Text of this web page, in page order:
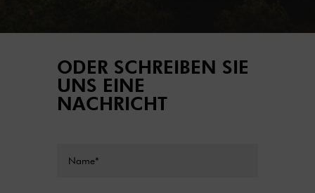
ODER SCHREIBEN SIE
UNS EINE
NACHRICHT